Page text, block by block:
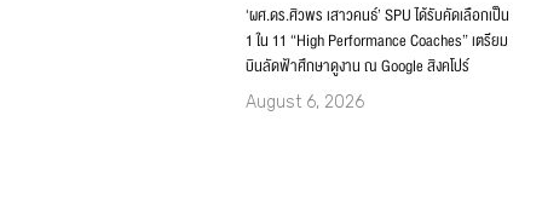
‘ผศ.ดร.ศิวพร เสาวคนธ์’ SPU ได้รับคัดเลือกเป็น
1 ใน 11 “High Performance Coaches” เตรียม
บินลัดฟ้าศึกษาดูงาน ณ Google สิงคโปร์
August 6, 2026